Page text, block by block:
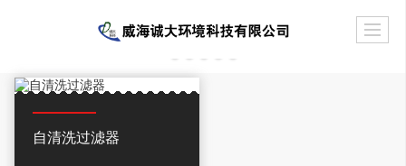
自清洗过滤器